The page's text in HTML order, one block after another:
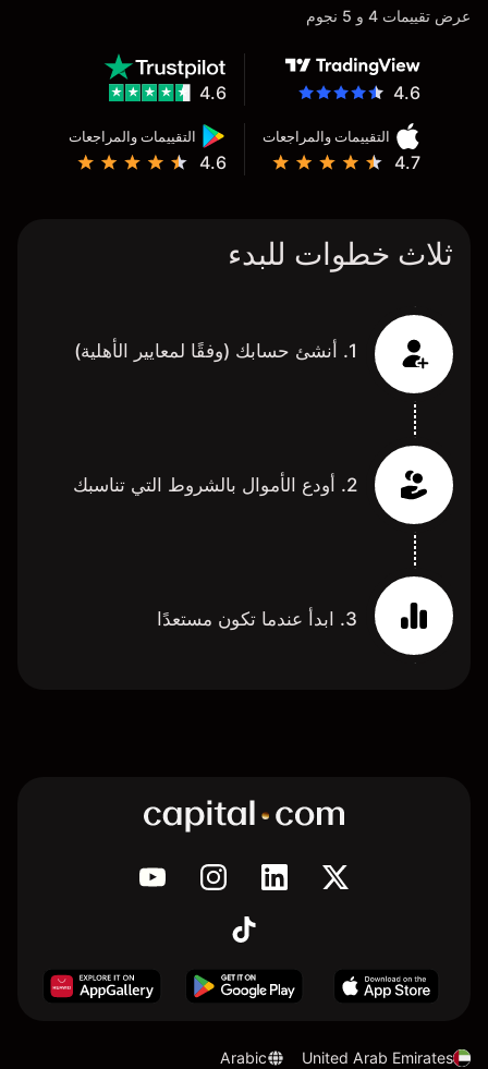
عرض تقييمات 4 و 5 نجوم
4.6
التقييمات والمراجعات
4.7
التقييمات والمراجعات
4.6
4.6
ثلاث خطوات للبدء
1. أنشئ حسابك (وفقًا لمعايير الأهلية)
2. أودع الأموال بالشروط التي تناسبك
3. ابدأ عندما تكون مستعدًا
United Arab Emirates
Arabic